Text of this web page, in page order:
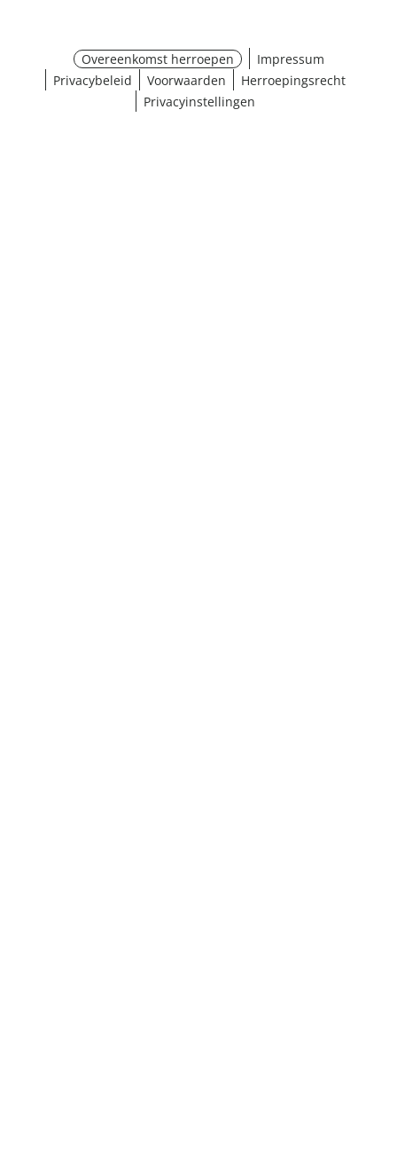
Overeenkomst herroepen
Impressum
Privacybeleid
Voorwaarden
Herroepingsrecht
Privacyinstellingen